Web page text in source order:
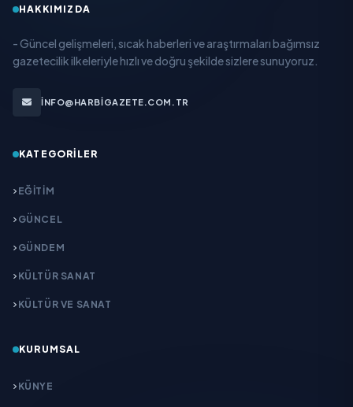
HAKKIMIZDA
- Güncel gelişmeleri, sıcak haberleri ve araştırmaları bağımsız
gazetecilik ilkeleriyle hızlı ve doğru şekilde sizlere sunuyoruz.
INFO@HARBIGAZETE.COM.TR
KATEGORILER
EĞITIM
GÜNCEL
GÜNDEM
KÜLTÜR SANAT
KÜLTÜR VE SANAT
KURUMSAL
KÜNYE